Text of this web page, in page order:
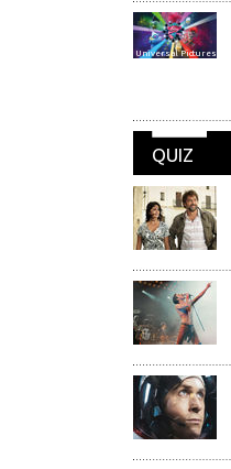
Universal Pictures
QUIZ